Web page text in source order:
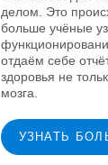
делом. Это
больше учёные
отдаём себе
здоровья не
мозга.
УЗНАТЬ